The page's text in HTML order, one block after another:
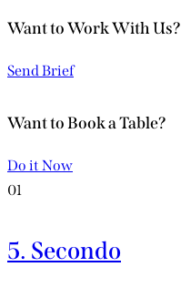
Want to Work With Us?
Send Brief
Want to Book a Table?
Do it Now
01
5. Secondo